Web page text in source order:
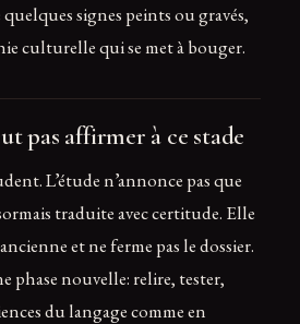
signes peints ou gravés,
culturelle qui se met à bouger.
pas affirmer à ce stade
L’étude n’annonce pas que
traduite avec certitude. Elle
et ne ferme pas le dossier.
phase nouvelle: relire, tester,
du langage comme en